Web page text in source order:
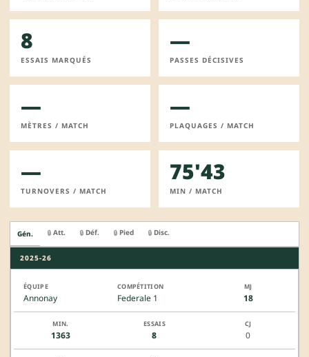
8
ESSAIS MARQUÉS
—
PASSES DÉCISIVES
—
MÈTRES / MATCH
—
PLAQUAGES / MATCH
—
TURNOVERS / MATCH
75'43
MIN / MATCH
Gén. 🔒 Att. 🔒 Déf. 🔒 Pied 🔒 Disc.
2025-26
Annonay Federale 1 18
1363 8 0